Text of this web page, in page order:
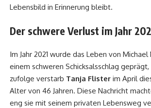
Lebensbild in Erinnerung bleibt.
Der schwere Verlust im Jahr
Im Jahr 2021 wurde das Leben von
einem schweren Schicksalsschlag
zufolge verstarb Tanja Flister im April
Alter von 46 Jahren. Diese Nachricht
eng sie mit seinem privaten Lebensweg